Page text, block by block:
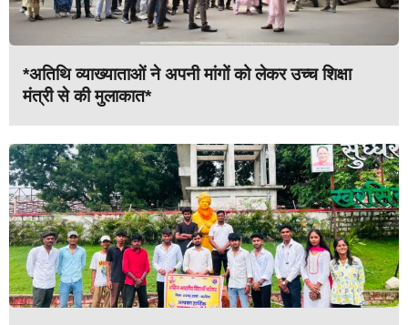
*अतिथि व्याख्याताओं ने अपनी मांगों को लेकर उच्च शिक्षा
मंत्री से की मुलाकात*